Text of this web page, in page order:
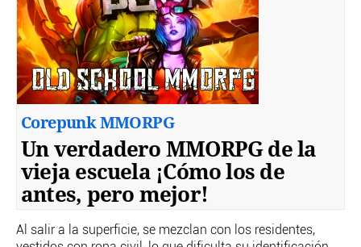
Corepunk MMORPG
Un verdadero MMORPG de la
vieja escuela ¡Cómo los de
antes, pero mejor!
Al salir a la superficie, se mezclan con los residentes,